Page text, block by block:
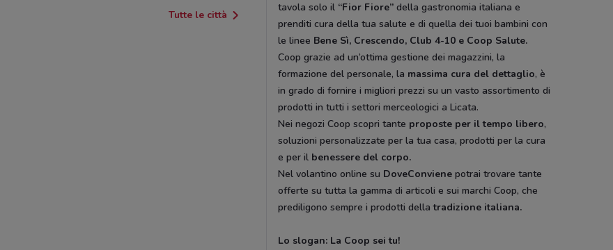
Tutte le città
tavola solo il “Fior Fiore” della gastronomia italiana e
prenditi cura della tua salute e di quella dei tuoi bambini con
le linee Bene Sì, Crescendo, Club 4-10 e Coop Salute.
Coop grazie ad un’ottima gestione dei magazzini, la
formazione del personale, la massima cura del dettaglio, è
in grado di fornire i migliori prezzi su un vasto assortimento di
prodotti in tutti i settori merceologici a Licata.
Nei negozi Coop scopri tante proposte per il tempo libero,
soluzioni personalizzate per la tua casa, prodotti per la cura
e per il benessere del corpo.
Nel volantino online su DoveConviene potrai trovare tante
offerte su tutta la gamma di articoli e sui marchi Coop, che
prediligono sempre i prodotti dellatradizione italiana.
Lo slogan: La Coop sei tu!